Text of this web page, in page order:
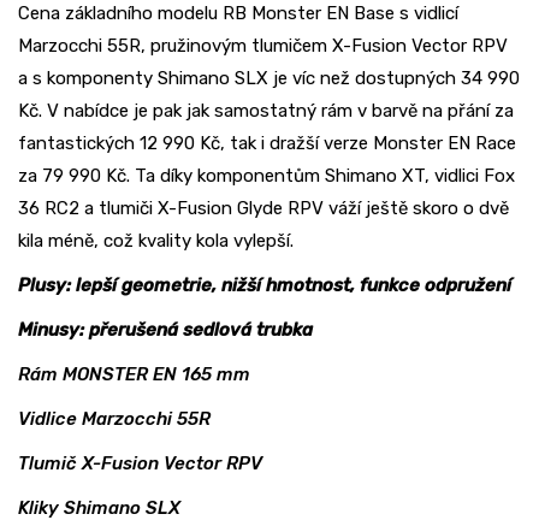
Cena základního modelu RB Monster EN Base s vidlicí
Marzocchi 55R, pružinovým tlumičem X-Fusion Vector RPV
a s komponenty Shimano SLX je víc než dostupných 34 990
Kč. V nabídce je pak jak samostatný rám v barvě na přání za
fantastických 12 990 Kč, tak i dražší verze Monster EN Race
za 79 990 Kč. Ta díky komponentům Shimano XT, vidlici Fox
36 RC2 a tlumiči X-Fusion Glyde RPV váží ještě skoro o dvě
kila méně, což kvality kola vylepší.
Plusy: lepší geometrie, nižší hmotnost, funkce odpružení
Minusy: přerušená sedlová trubka
Rám MONSTER EN 165 mm
Vidlice Marzocchi 55R
Tlumič X-Fusion Vector RPV
Kliky Shimano SLX